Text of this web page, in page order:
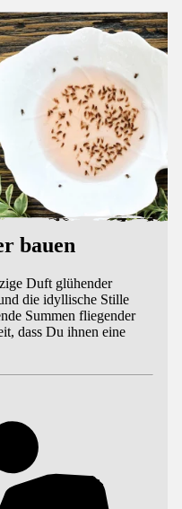
bauen
Duft glühender
die idyllische Stille
Summen fliegender
dass Du ihnen eine